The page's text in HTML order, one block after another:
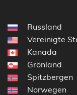
Russland
Vereinigte
Kanada
Grönland
Spitzbergen
Norwegen